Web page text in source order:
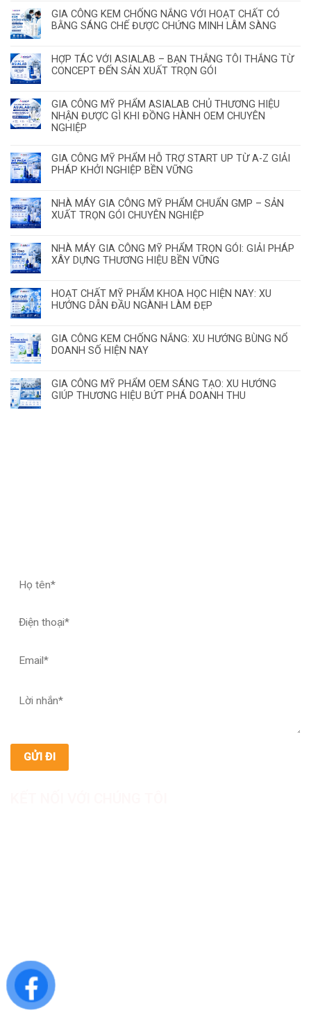
GIA CÔNG KEM CHỐNG NẮNG VỚI HOẠT CHẤT CÓ
BẰNG SÁNG CHẾ ĐƯỢC CHỨNG MINH LÂM SÀNG
HỢP TÁC VỚI ASIALAB – BẠN THẮNG TÔI THẮNG TỪ
CONCEPT ĐẾN SẢN XUẤT TRỌN GÓI
GIA CÔNG MỸ PHẨM ASIALAB CHỦ THƯƠNG HIỆU
NHẬN ĐƯỢC GÌ KHI ĐỒNG HÀNH OEM CHUYÊN
NGHIỆP
GIA CÔNG MỸ PHẨM HỖ TRỢ START UP TỪ A-Z GIẢI
PHÁP KHỞI NGHIỆP BỀN VỮNG
NHÀ MÁY GIA CÔNG MỸ PHẨM CHUẨN GMP – SẢN
XUẤT TRỌN GÓI CHUYÊN NGHIỆP
NHÀ MÁY GIA CÔNG MỸ PHẨM TRỌN GÓI: GIẢI PHÁP
XÂY DỰNG THƯƠNG HIỆU BỀN VỮNG
HOẠT CHẤT MỸ PHẨM KHOA HỌC HIỆN NAY: XU
HƯỚNG DẪN ĐẦU NGÀNH LÀM ĐẸP
GIA CÔNG KEM CHỐNG NẮNG: XU HƯỚNG BÙNG NỔ
DOANH SỐ HIỆN NAY
GIA CÔNG MỸ PHẨM OEM SÁNG TẠO: XU HƯỚNG
GIÚP THƯƠNG HIỆU BỨT PHÁ DOANH THU
Website: https://asialab.com.vn/
Email: giacongasialab@gmail.com